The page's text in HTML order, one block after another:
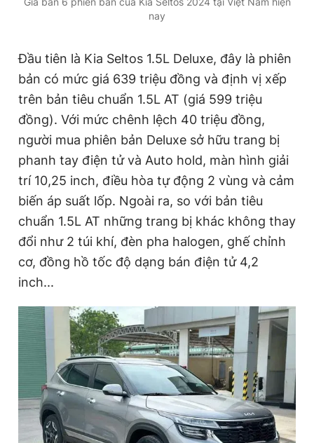
Theo dõi báo trên
Hotline
0906 645 777
Liên hệ quảng cáo
0908 780 404
Đặt báo Quảng cáo RSS Tòa soạn Chính sách bảo
Tổng biên tập: Nguyễn Ngọc Toàn
Phó tổng biên tập thường trực: Hải Thành
Phó tổng biên tập: Lâm Hiếu Dũng
Phó tổng biên tập: Trần Việt Hưng
Tổng thư ký tòa soạn: Đức Trung
Giấy phép xuất bản số 110/GP - BTTTT cấp ngày 24.3.2020
© 2003-2026 Bản quyền thuộc về Báo Thanh Niên. Cấm sao
chép dưới mọi hình thức nếu không có sự chấp thuận bằng văn
nay
Đầu tiên là Kia Seltos 1.5L Deluxe, đây là phiên
bản có mức giá 639 triệu đồng và định vị xếp
trên bản tiêu chuẩn 1.5L AT (giá 599 triệu
đồng). Với mức chênh lệch 40 triệu đồng,
người mua phiên bản Deluxe sở hữu trang bị
phanh tay điện tử và Auto hold, màn hình giải
trí 10,25 inch, điều hòa tự động 2 vùng và cảm
biến áp suất lốp. Ngoài ra, so với bản tiêu
chuẩn 1.5L AT những trang bị khác không thay
đổi như 2 túi khí, đèn pha halogen, ghế chỉnh
cơ, đồng hồ tốc độ dạng bán điện tử 4,2
inch...